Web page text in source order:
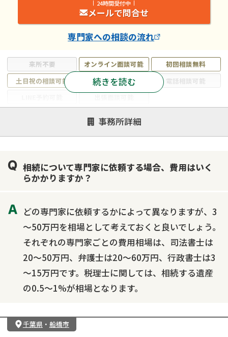
来所不要 オンライン面談可能
初回相談無料
土日祝の相談可能
19時以降電話可能
電話相談可能
遺言書作成・遺言執行
相続放棄
相続登記
相続手続き
銀行手続き
家族信託
成年後見・任意後見
相続トラブル
続きを読む
24時間受付中
メールで問合せ
専門家への相談の流れ
事務所詳細
相続について専門家に依頼する場合、費用はいく
らかかりますか？
どの専門家に依頼するかによって異なりますが、3
～50万円を相場として考えておくと良いでしょう。
それぞれの専門家ごとの費用相場は、司法書士は
20～50万円、弁護士は20～60万円、行政書士は3
～15万円です。税理士に関しては、相続する遺産
の0.5～1%が相場となります。
千葉県 ・ 船橋市